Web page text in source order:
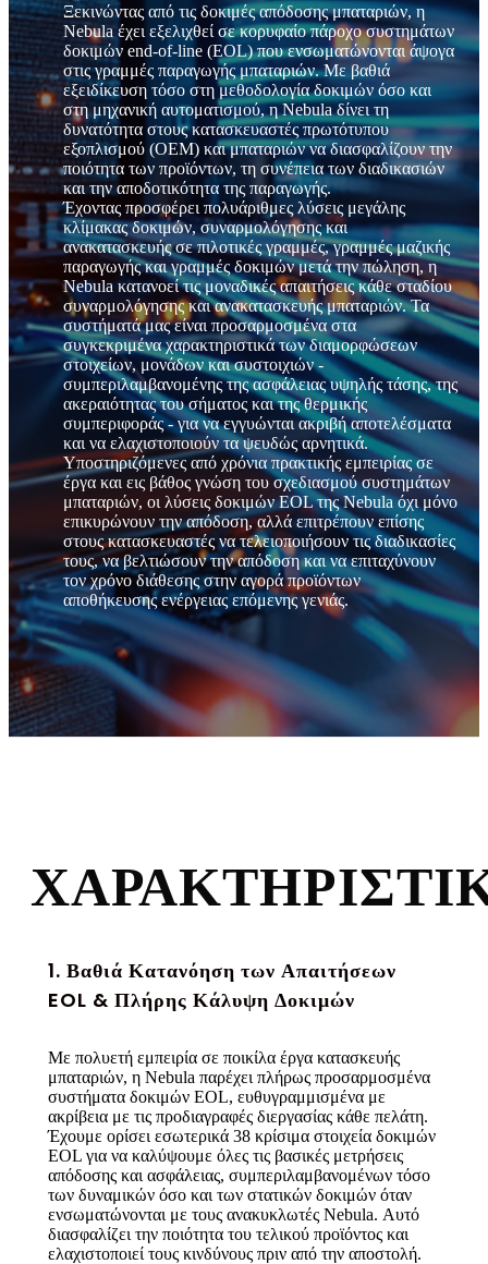
Ξεκινώντας από τις δοκιμές απόδοσης μπαταριών, η
Nebula έχει εξελιχθεί σε κορυφαίο πάροχο συστημάτων
δοκιμών end-of-line (EOL) που ενσωματώνονται άψογα
στις γραμμές παραγωγής μπαταριών. Με βαθιά
εξειδίκευση τόσο στη μεθοδολογία δοκιμών όσο και
στη μηχανική αυτοματισμού, η Nebula δίνει τη
δυνατότητα στους κατασκευαστές πρωτότυπου
εξοπλισμού (OEM) και μπαταριών να διασφαλίζουν την
ποιότητα των προϊόντων, τη συνέπεια των διαδικασιών
και την αποδοτικότητα της παραγωγής.
Έχοντας προσφέρει πολυάριθμες λύσεις μεγάλης
κλίμακας δοκιμών, συναρμολόγησης και
ανακατασκευής σε πιλοτικές γραμμές, γραμμές μαζικής
παραγωγής και γραμμές δοκιμών μετά την πώληση, η
Nebula κατανοεί τις μοναδικές απαιτήσεις κάθε σταδίου
συναρμολόγησης και ανακατασκευής μπαταριών. Τα
συστήματά μας είναι προσαρμοσμένα στα
συγκεκριμένα χαρακτηριστικά των διαμορφώσεων
στοιχείων, μονάδων και συστοιχιών -
συμπεριλαμβανομένης της ασφάλειας υψηλής τάσης, της
ακεραιότητας του σήματος και της θερμικής
συμπεριφοράς - για να εγγυώνται ακριβή αποτελέσματα
και να ελαχιστοποιούν τα ψευδώς αρνητικά.
Υποστηριζόμενες από χρόνια πρακτικής εμπειρίας σε
έργα και εις βάθος γνώση του σχεδιασμού συστημάτων
μπαταριών, οι λύσεις δοκιμών EOL της Nebula όχι μόνο
επικυρώνουν την απόδοση, αλλά επιτρέπουν επίσης
στους κατασκευαστές να τελειοποιήσουν τις διαδικασίες
τους, να βελτιώσουν την απόδοση και να επιταχύνουν
τον χρόνο διάθεσης στην αγορά προϊόντων
αποθήκευσης ενέργειας επόμενης γενιάς.
1. Βαθιά Κατανόηση των Απαιτήσεων
EOL & Πλήρης Κάλυψη Δοκιμών
Με πολυετή εμπειρία σε ποικίλα έργα κατασκευής
μπαταριών, η Nebula παρέχει πλήρως προσαρμοσμένα
συστήματα δοκιμών EOL, ευθυγραμμισμένα με
ακρίβεια με τις προδιαγραφές διεργασίας κάθε πελάτη.
Έχουμε ορίσει εσωτερικά 38 κρίσιμα στοιχεία δοκιμών
EOL για να καλύψουμε όλες τις βασικές μετρήσεις
απόδοσης και ασφάλειας, συμπεριλαμβανομένων τόσο
των δυναμικών όσο και των στατικών δοκιμών όταν
ενσωματώνονται με τους ανακυκλωτές Nebula. Αυτό
διασφαλίζει την ποιότητα του τελικού προϊόντος και
ελαχιστοποιεί τους κινδύνους πριν από την αποστολή.